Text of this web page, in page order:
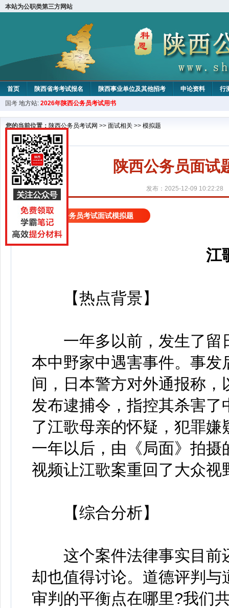
本站为公职类第三方网站
首页 陕西省考考试报名 陕西事业单位及其他招考 申论资料
行
国考 地方站: 2026年陕西公务员考试用书
您的当前位置： 陕西公务员考试网 >> 面试相关 >> 模拟题
陕西公务员面试
发布：2025-12-09 10:22:28
陕西公务员考试面试模拟题
江
【热点背景】
一年多以前，发生了留
本中野家中遇害事件。事
间，日本警方对外通报称
发布逮捕令，指控其杀害
了江歌母亲的怀疑，犯罪
一年以后，由《局面》拍
视频让江歌案重回了大众
【综合分析】
这个案件法律事实目前
却也值得讨论。道德评判
审判的平衡点在哪里?我们